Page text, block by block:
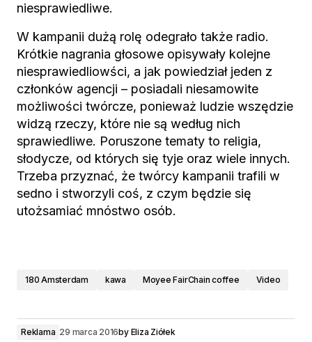
niesprawiedliwe.
W kampanii dużą rolę odegrało także radio.
Krótkie nagrania głosowe opisywały kolejne
niesprawiedliowści, a jak powiedział jeden z
członków agencji – posiadali niesamowite
możliwości twórcze, ponieważ ludzie wszędzie
widzą rzeczy, które nie są według nich
sprawiedliwe. Poruszone tematy to religia,
słodycze, od których się tyje oraz wiele innych.
Trzeba przyznać, że twórcy kampanii trafili w
sedno i stworzyli coś, z czym będzie się
utożsamiać mnóstwo osób.
180 Amsterdam kawa Moyee FairChain coffee Video
Reklama 29 marca 2016by Eliza Ziółek